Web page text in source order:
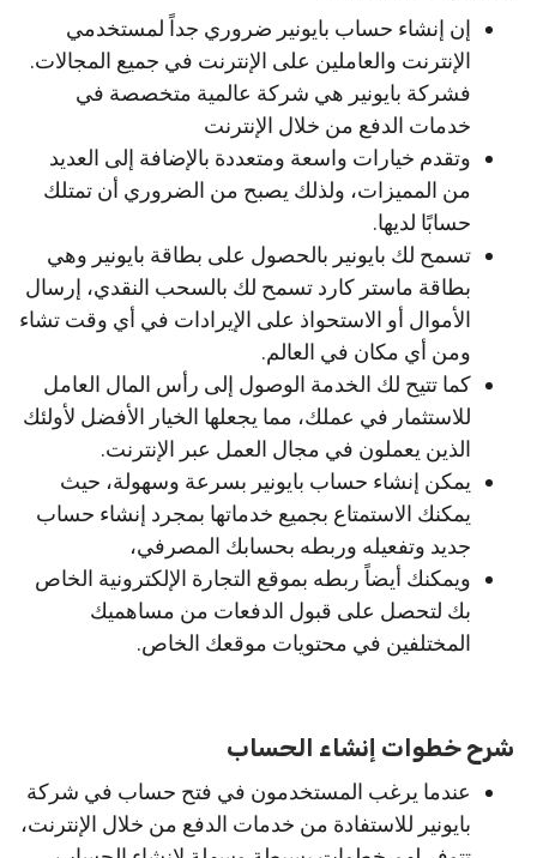
إن إنشاء حساب بايونير ضروري جداً لمستخدمي
الإنترنت والعاملين على الإنترنت في جميع المجالات.
فشركة بايونير هي شركة عالمية متخصصة في
خدمات الدفع من خلال الإنترنت
وتقدم خيارات واسعة ومتعددة بالإضافة إلى العديد
من المميزات، ولذلك يصبح من الضروري أن تمتلك
حسابًا لديها.
تسمح لك بايونير بالحصول على بطاقة بايونير وهي
بطاقة ماستر كارد تسمح لك بالسحب النقدي، إرسال
الأموال أو الاستحواذ على الإيرادات في أي وقت تشاء
ومن أي مكان في العالم.
كما تتيح لك الخدمة الوصول إلى رأس المال العامل
للاستثمار في عملك، مما يجعلها الخيار الأفضل لأولئك
الذين يعملون في مجال العمل عبر الإنترنت.
يمكن إنشاء حساب بايونير بسرعة وسهولة، حيث
يمكنك الاستمتاع بجميع خدماتها بمجرد إنشاء حساب
جديد وتفعيله وربطه بحسابك المصرفي،
ويمكنك أيضاً ربطه بموقع التجارة الإلكترونية الخاص
بك لتحصل على قبول الدفعات من مساهميك
المختلفين في محتويات موقعك الخاص.
شرح خطوات إنشاء الحساب
عندما يرغب المستخدمون في فتح حساب في شركة
بايونير للاستفادة من خدمات الدفع من خلال الإنترنت،